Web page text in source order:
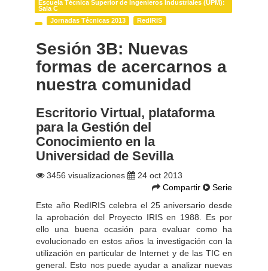
Escuela Técnica Superior de Ingenieros Industriales (UPM):
Sala C
Jornadas Técnicas 2013
RedIRIS
Sesión 3B: Nuevas
formas de acercarnos a
nuestra comunidad
Escritorio Virtual, plataforma
para la Gestión del
Conocimiento en la
Universidad de Sevilla
3456 visualizaciones
24 oct 2013
Compartir
Serie
Este año RedIRIS celebra el 25 aniversario desde
la aprobación del Proyecto IRIS en 1988. Es por
ello una buena ocasión para evaluar como ha
evolucionado en estos años la investigación con la
utilización en particular de Internet y de las TIC en
general. Esto nos puede ayudar a analizar nuevas